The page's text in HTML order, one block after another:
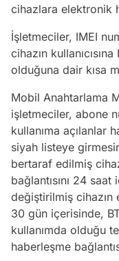
cihazlara elektronik
İşletmeciler, IMEI
cihazın
olduğuna dair kısa
Mobil Anahtarlama
işletmeciler, abone
kullanıma açılanlar
siyah listeye
bertaraf edilmiş
bağlantısını 24
değiştirilmiş cihazın
30 gün içerisinde,
kullanımda olduğu
haberleşme